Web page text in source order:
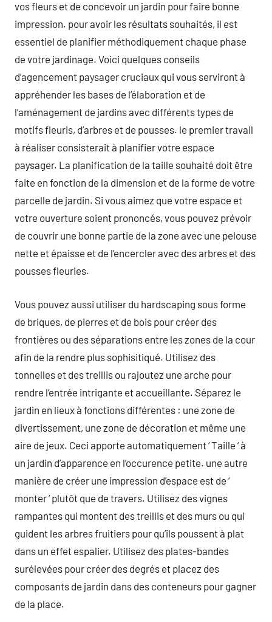
vos fleurs et de concevoir un jardin pour faire bonne
impression. pour avoir les résultats souhaités, il est
essentiel de planifier méthodiquement chaque phase
de votre jardinage. Voici quelques conseils
d’agencement paysager cruciaux qui vous serviront à
appréhender les bases de l’élaboration et de
l’aménagement de jardins avec différents types de
motifs fleuris, d’arbres et de pousses. le premier travail
à réaliser consisterait à planifier votre espace
paysager. La planification de la taille souhaité doit être
faite en fonction de la dimension et de la forme de votre
parcelle de jardin. Si vous aimez que votre espace et
votre ouverture soient prononcés, vous pouvez prévoir
de couvrir une bonne partie de la zone avec une pelouse
nette et épaisse et de l’encercler avec des arbres et des
pousses fleuries.
Vous pouvez aussi utiliser du hardscaping sous forme
de briques, de pierres et de bois pour créer des
frontières ou des séparations entre les zones de la cour
afin de la rendre plus sophisitiqué. Utilisez des
tonnelles et des treillis ou rajoutez une arche pour
rendre l’entrée intrigante et accueillante. Séparez le
jardin en lieux à fonctions différentes : une zone de
divertissement, une zone de décoration et même une
aire de jeux. Ceci apporte automatiquement ‘ Taille ‘ à
un jardin d’apparence en l’occurence petite. une autre
manière de créer une impression d’espace est de ‘
monter ‘ plutôt que de travers. Utilisez des vignes
rampantes qui montent des treillis et des murs ou qui
guident les arbres fruitiers pour qu’ils poussent à plat
dans un effet espalier. Utilisez des plates-bandes
surélevées pour créer des degrés et placez des
composants de jardin dans des conteneurs pour gagner
de la place.